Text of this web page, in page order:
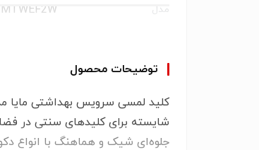
مدل MTWEF2W
تکنولوژی تاچ
پنل کریستالی ضد خش
توضیحات محصول
شایسته برای کلیدهای سنتی در
جلوه‌ای شیک و هماهنگ با انواع